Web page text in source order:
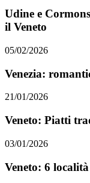
Udine e
il Veneto
05/02/2026
Venezia:
21/01/2026
Veneto: Piatti
03/01/2026
Veneto: 6